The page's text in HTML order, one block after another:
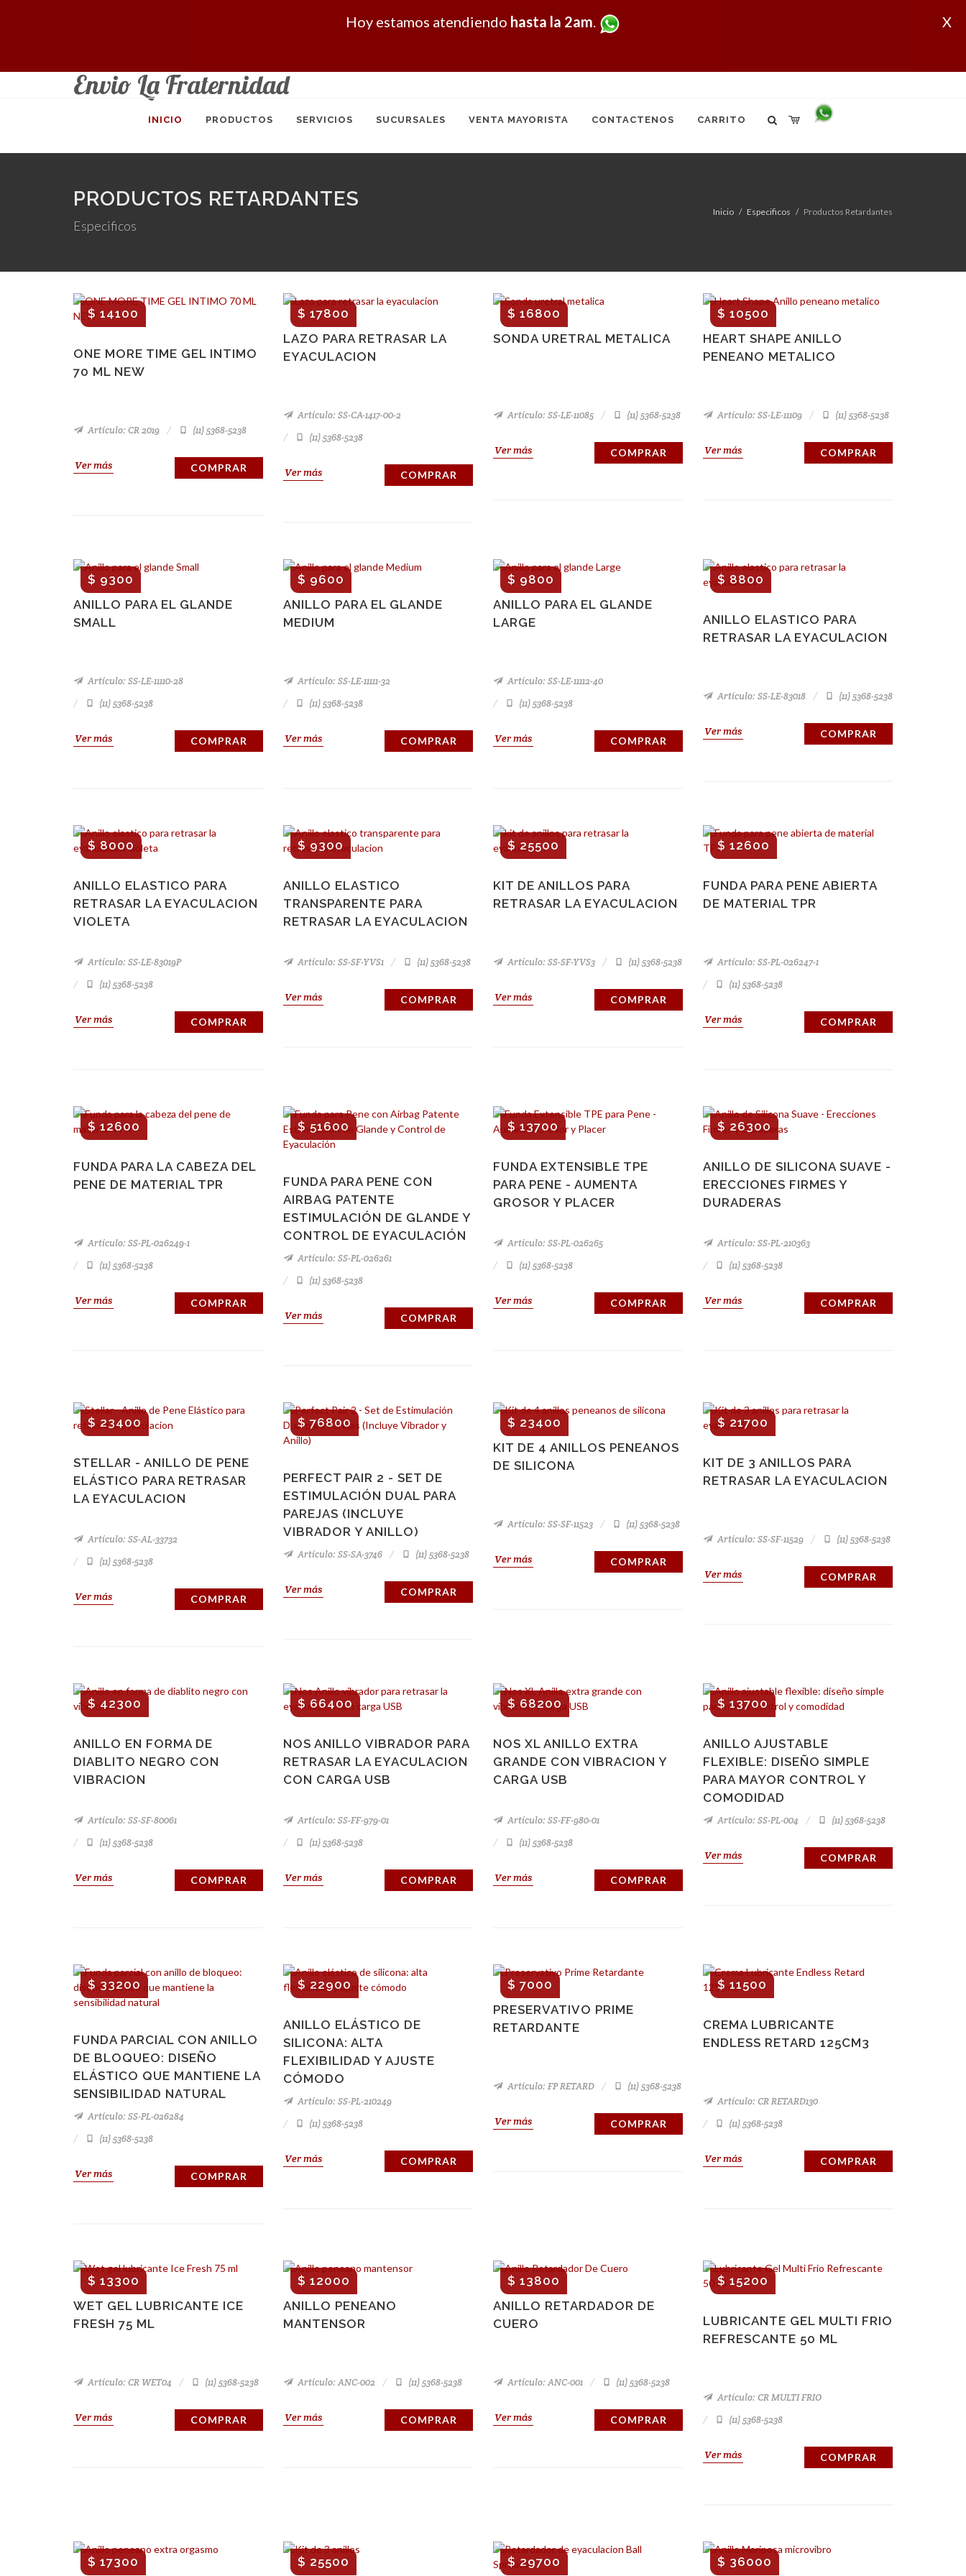
X
Hoy estamos atendiendo hasta la 2am.
Envio La Fraternidad
INICIO PRODUCTOS SERVICIOS SUCURSALES VENTA MAYORISTA CONTACTENOS CARRITO
PRODUCTOS RETARDANTES
Especificos
Inicio Especificos Productos Retardantes
ONE MORE TIME GEL INTIMO
70 ML NEW
$ 14100
Artículo: CR 2019 (11) 5368-5238
Ver más COMPRAR
LAZO PARA RETRASAR LA
EYACULACION
$ 17800
Artículo: SS-CA-1417-00-2
(11) 5368-5238
Ver más COMPRAR
SONDA URETRAL METALICA
$ 16800
Artículo: SS-LE-11085 (11) 5368-5238
Ver más COMPRAR
HEART SHAPE ANILLO
PENEANO METALICO
$ 10500
Artículo: SS-LE-11109 (11) 5368-5238
Ver más COMPRAR
ANILLO PARA EL GLANDE
SMALL
$ 9300
Artículo: SS-LE-11110-28
(11) 5368-5238
Ver más COMPRAR
ANILLO PARA EL GLANDE
MEDIUM
$ 9600
Artículo: SS-LE-11111-32
(11) 5368-5238
Ver más COMPRAR
ANILLO PARA EL GLANDE
LARGE
$ 9800
Artículo: SS-LE-11112-40
(11) 5368-5238
Ver más COMPRAR
ANILLO ELASTICO PARA
RETRASAR LA EYACULACION
$ 8800
Artículo: SS-LE-83018 (11) 5368-5238
Ver más COMPRAR
ANILLO ELASTICO PARA
RETRASAR LA EYACULACION
VIOLETA
$ 8000
Artículo: SS-LE-83019P
(11) 5368-5238
Ver más COMPRAR
ANILLO ELASTICO
TRANSPARENTE PARA
RETRASAR LA EYACULACION
$ 9300
Artículo: SS-SF-YVS1 (11) 5368-5238
Ver más COMPRAR
KIT DE ANILLOS PARA
RETRASAR LA EYACULACION
$ 25500
Artículo: SS-SF-YVS3 (11) 5368-5238
Ver más COMPRAR
FUNDA PARA PENE ABIERTA
DE MATERIAL TPR
$ 12600
Artículo: SS-PL-026247-1
(11) 5368-5238
Ver más COMPRAR
FUNDA PARA LA CABEZA DEL
PENE DE MATERIAL TPR
$ 12600
Artículo: SS-PL-026249-1
(11) 5368-5238
Ver más COMPRAR
FUNDA PARA PENE CON
AIRBAG PATENTE
ESTIMULACIÓN DE GLANDE Y
CONTROL DE EYACULACIÓN
$ 51600
Artículo: SS-PL-026261
(11) 5368-5238
Ver más COMPRAR
FUNDA EXTENSIBLE TPE
PARA PENE - AUMENTA
GROSOR Y PLACER
$ 13700
Artículo: SS-PL-026265
(11) 5368-5238
Ver más COMPRAR
ANILLO DE SILICONA SUAVE -
ERECCIONES FIRMES Y
DURADERAS
$ 26300
Artículo: SS-PL-210363
(11) 5368-5238
Ver más COMPRAR
STELLAR - ANILLO DE PENE
ELÁSTICO PARA RETRASAR
LA EYACULACION
$ 23400
Artículo: SS-AL-33732
(11) 5368-5238
Ver más COMPRAR
PERFECT PAIR 2 - SET DE
ESTIMULACIÓN DUAL PARA
PAREJAS (INCLUYE
VIBRADOR Y ANILLO)
$ 76800
Artículo: SS-SA-3746 (11) 5368-5238
Ver más COMPRAR
KIT DE 4 ANILLOS PENEANOS
DE SILICONA
$ 23400
Artículo: SS-SF-11523 (11) 5368-5238
Ver más COMPRAR
KIT DE 3 ANILLOS PARA
RETRASAR LA EYACULACION
$ 21700
Artículo: SS-SF-11529 (11) 5368-5238
Ver más COMPRAR
ANILLO EN FORMA DE
DIABLITO NEGRO CON
VIBRACION
$ 42300
Artículo: SS-SF-80061
(11) 5368-5238
Ver más COMPRAR
NOS ANILLO VIBRADOR PARA
RETRASAR LA EYACULACION
CON CARGA USB
$ 66400
Artículo: SS-FF-979-01
(11) 5368-5238
Ver más COMPRAR
NOS XL ANILLO EXTRA
GRANDE CON VIBRACION Y
CARGA USB
$ 68200
Artículo: SS-FF-980-01
(11) 5368-5238
Ver más COMPRAR
ANILLO AJUSTABLE
FLEXIBLE: DISEÑO SIMPLE
PARA MAYOR CONTROL Y
COMODIDAD
$ 13700
Artículo: SS-PL-004 (11) 5368-5238
Ver más COMPRAR
FUNDA PARCIAL CON ANILLO
DE BLOQUEO: DISEÑO
ELÁSTICO QUE MANTIENE LA
SENSIBILIDAD NATURAL
$ 33200
Artículo: SS-PL-026284
(11) 5368-5238
Ver más COMPRAR
ANILLO ELÁSTICO DE
SILICONA: ALTA
FLEXIBILIDAD Y AJUSTE
CÓMODO
$ 22900
Artículo: SS-PL-210249
(11) 5368-5238
Ver más COMPRAR
PRESERVATIVO PRIME
RETARDANTE
$ 7000
Artículo: FP RETARD (11) 5368-5238
Ver más COMPRAR
CREMA LUBRICANTE
ENDLESS RETARD 125CM3
$ 11500
Artículo: CR RETARD130
(11) 5368-5238
Ver más COMPRAR
WET GEL LUBRICANTE ICE
FRESH 75 ML
$ 13300
Artículo: CR WET04 (11) 5368-5238
Ver más COMPRAR
ANILLO PENEANO
MANTENSOR
$ 12000
Artículo: ANC-002 (11) 5368-5238
Ver más COMPRAR
ANILLO RETARDADOR DE
CUERO
$ 13800
Artículo: ANC-001 (11) 5368-5238
Ver más COMPRAR
LUBRICANTE GEL MULTI FRIO
REFRESCANTE 50 ML
$ 15200
Artículo: CR MULTI FRIO
(11) 5368-5238
Ver más COMPRAR
$ 17300 $ 25500 $ 29700 $ 36000